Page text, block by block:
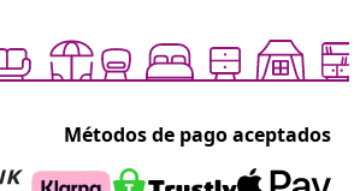
Métodos de pago aceptados